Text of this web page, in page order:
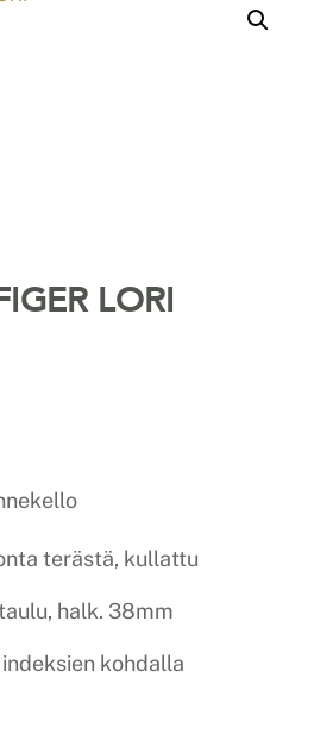
LORI
terästä, kullattu
halk. 38mm
kohdalla